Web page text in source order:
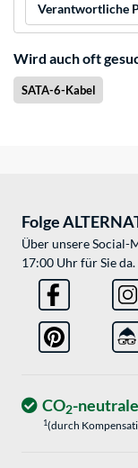
Verantwortliche
Wird auch oft
SATA-6-Kabel
Folge
Über unsere
17:00 Uhr für Sie da.
CO2-
1(durch